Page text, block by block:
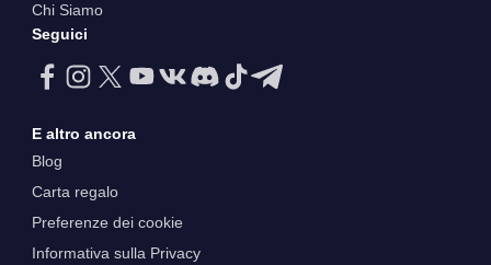
Chi Siamo
Seguici
E altro ancora
Blog
Carta regalo
Preferenze dei cookie
Informativa sulla Privacy